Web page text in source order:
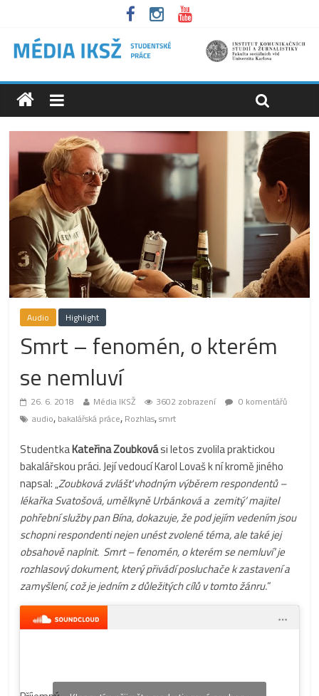
Audio Highlight
Smrt – fenomén, o kterém
se nemluví
26. 6. 2018 Média IKSŽ 3602 zobrazení
0 komentářů
audio, bakalářská práce, Rozhlas,smrt
StudentkaKateřina Zoubkovási letos zvolila praktickou
bakalářskou práci. Její vedoucí Karol Lovaš k ní kromě jiného
napsal: „Zoubková zvlášť vhodným výběrem respondentů –
lékařka Svatošová, umělkyně Urbánková a ‚zemitý‘ majitel
pohřební služby pan Bína, dokazuje, že pod jejím vedením jsou
schopni respondenti nejen unést zvolené téma, ale také jej
obsahově naplnit. ‚Smrt – fenomén, o kterém se nemluví‘ je
rozhlasový dokument, který přivádí posluchače k zastavení a
zamyšlení, což je jedním z důležitých cílů v tomto žánru.“